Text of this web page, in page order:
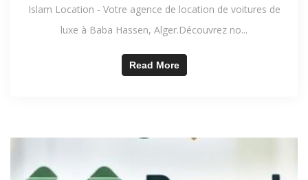
Islam Location - Votre agence de location de voitures de
luxe à Baba Hassen, Alger.Découvrez no...
Read More